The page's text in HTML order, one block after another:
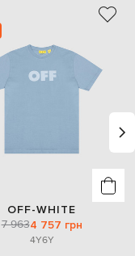
OFF-WHITE
7 9634 757 грн
4Y6Y